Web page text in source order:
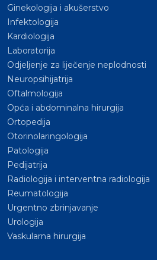
Ginekologija i akušerstvo
Infektologija
Kardiologija
Laboratorija
Odjeljenje za liječenje neplodnosti
Neuropsihijatrija
Oftalmologija
Opća i abdominalna hirurgija
Ortopedija
Otorinolaringologija
Patologija
Pedijatrija
Radiologija i interventna radiologija
Reumatologija
Urgentno zbrinjavanje
Urologija
Vaskularna hirurgija